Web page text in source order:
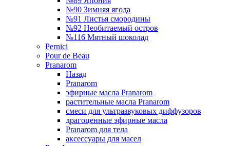
№90 Зимняя ягода
№91 Листья смородины
№92 Необитаемый остров
№116 Мятный шоколад
Pernici
Pour de Beau
Pranarom
Назад
Pranarom
эфирные масла Pranarom
растительные масла Pranarom
смеси для ультразвуковых диффузоров
драгоценные эфирные масла
Pranarom для тела
аксессуары для масел